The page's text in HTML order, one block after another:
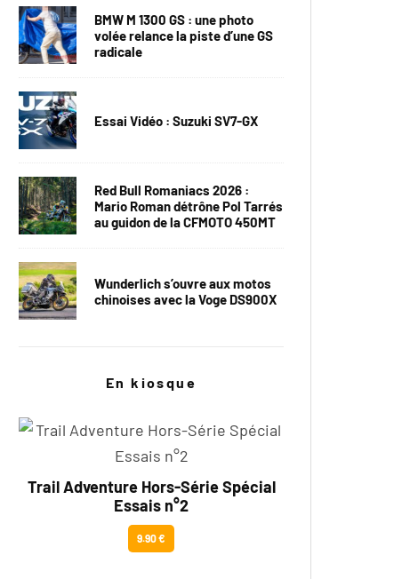
BMW M 1300 GS : une photo
volée relance la piste d’une GS
radicale
Essai Vidéo : Suzuki SV7-GX
Red Bull Romaniacs 2026 :
Mario Roman détrône Pol Tarrés
au guidon de la CFMOTO 450MT
Wunderlich s’ouvre aux motos
chinoises avec la Voge DS900X
En kiosque
Trail Adventure Hors-Série Spécial
Essais n°2
9.90 €